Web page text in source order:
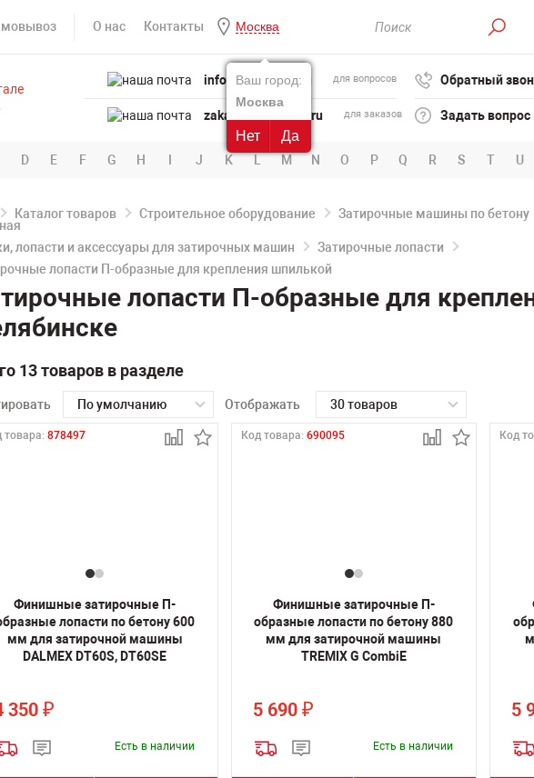
О нас Контакты Москва
Ваш город:
Москва
Нет Да
info@powertool.ru для вопросов
zakaz@powertool.ru для заказов
Обратный
Задать вопрос
D E F G H I J K L M N O P Q R S T U
Каталог товаров Строительное оборудование Затирочные машины по бетону
лопасти и аксессуары для затирочных машин
Затирочные лопасти
лопасти П-образные для крепления шпилькой
лопасти П-образные для
13 товаров в разделе
По умолчанию Отображать 30 товаров
товара: 878497
Финишные затирочные П-
лопасти по бетону 600
мм для затирочной машины
DALMEX DT60S, DT60SE
350 ₽
Есть в наличии
Код товара: 690095
Финишные затирочные П-
образные лопасти по бетону 880
мм для затирочной машины
TREMIX G CombiE
5 690 ₽
Есть в наличии
Код
5